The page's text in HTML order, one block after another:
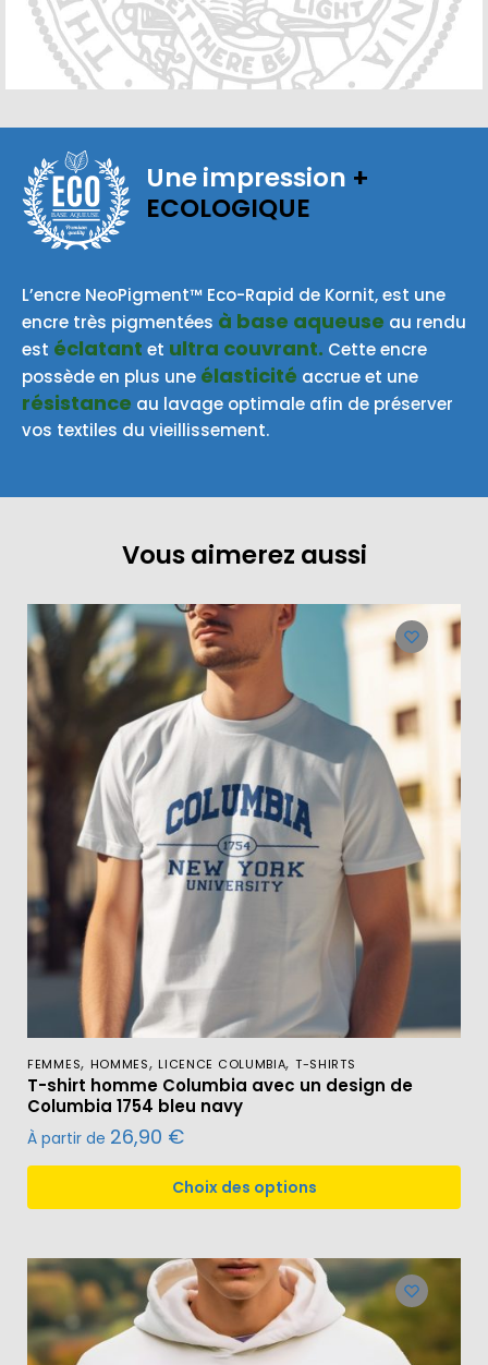
BASE AQUEUSE
Une impression +
ECOLOGIQUE
L’encre NeoPigment™ Eco-Rapid de Kornit, est une
encre très pigmentées à base aqueuse au rendu
est éclatant et ultra couvrant. Cette encre
possède en plus une élasticité accrue et une
résistance au lavage optimale afin de préserver
vos textiles du vieillissement.
Vous aimerez aussi
FEMMES, HOMMES, LICENCE COLUMBIA, T-SHIRTS
T-shirt homme Columbia avec un design de
Columbia 1754 bleu navy
À partir de 26,90 €
Choix des options